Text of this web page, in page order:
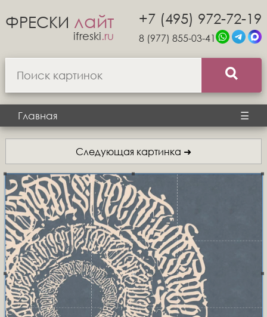
ФРЕСКИ лайт
ifreski.ru
+7 (495) 972-72-19
8 (977) 855-03-41
Главная ☰
Следующая картинка ➜